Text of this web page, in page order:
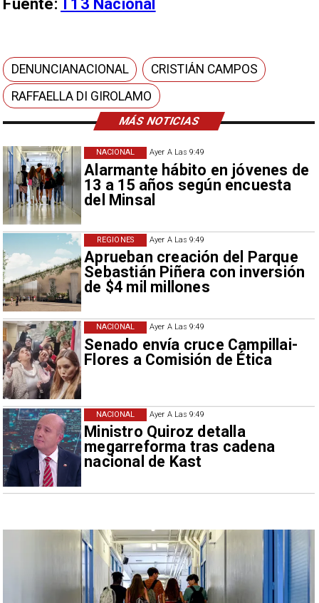
MÁS NOTICIAS
Ayer A Las 9:49
Alarmante hábito en jóvenes de
13 a 15 años según encuesta
del Minsal
NACIONAL
Ayer A Las 9:49
Aprueban creación del Parque
Sebastián Piñera con inversión
de $4 mil millones
REGIONES
Ayer A Las 9:49
Senado envía cruce Campillai-
Flores a Comisión de Ética
NACIONAL
Ayer A Las 9:49
Ministro Quiroz detalla
megarreforma tras cadena
nacional de Kast
NACIONAL
Fuente:T13 Nacional
DENUNCIANACIONAL
CRISTIÁN CAMPOS
RAFFAELLA DI GIROLAMO